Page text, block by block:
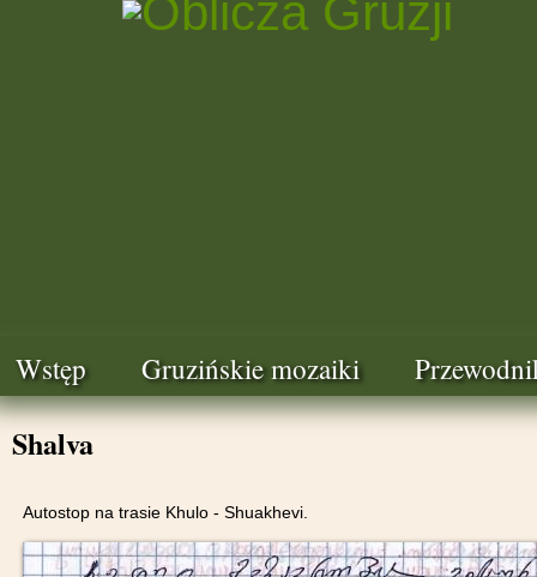
Wstęp Gruzińskie mozaiki
Shalva
Autostop na trasie Khulo - Shuakhevi.